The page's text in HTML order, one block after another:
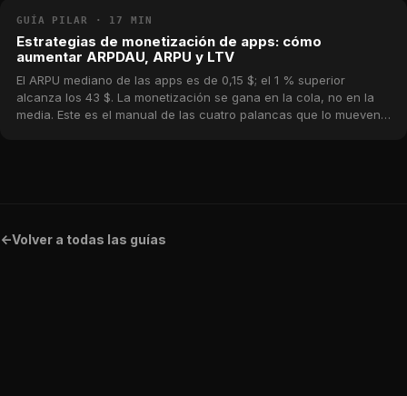
GUÍA PILAR · 17 MIN
Estrategias de monetización de apps: cómo
aumentar ARPDAU, ARPU y LTV
El ARPU mediano de las apps es de 0,15 $; el 1 % superior
alcanza los 43 $. La monetización se gana en la cola, no en la
media. Este es el manual de las cuatro palancas que lo mueven
<-Volver a todas las guías